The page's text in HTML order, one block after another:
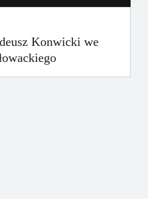
Konwicki we